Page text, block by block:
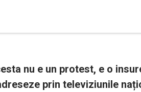
nu e un protest, e o
prin televiziunile